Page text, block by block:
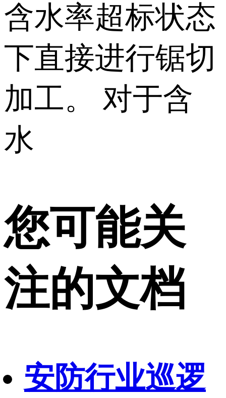
含水率超标状态
下直接进行锯切
加工。 对于含
水
您可能关
注的文档
安防行业巡逻